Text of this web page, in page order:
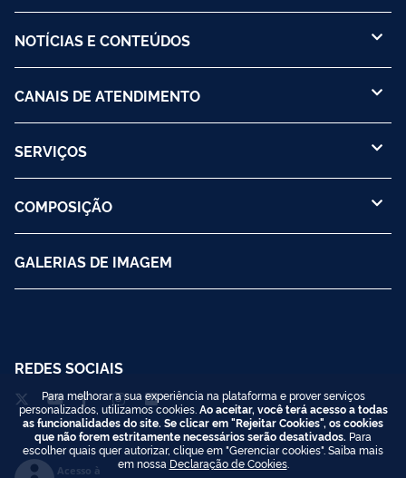
NOTÍCIAS E CONTEÚDOS
CANAIS DE ATENDIMENTO
SERVIÇOS
COMPOSIÇÃO
GALERIAS DE IMAGEM
REDES SOCIAIS
Acesso à
Para melhorar a sua experiência na plataforma e prover serviços
personalizados, utilizamos cookies. Ao aceitar, você terá acesso a todas
as funcionalidades do site. Se clicar em "Rejeitar Cookies", os cookies
que não forem estritamente necessários serão desativados. Para
escolher quais quer autorizar, clique em "Gerenciar cookies". Saiba mais
em nossa Declaração de Cookies.